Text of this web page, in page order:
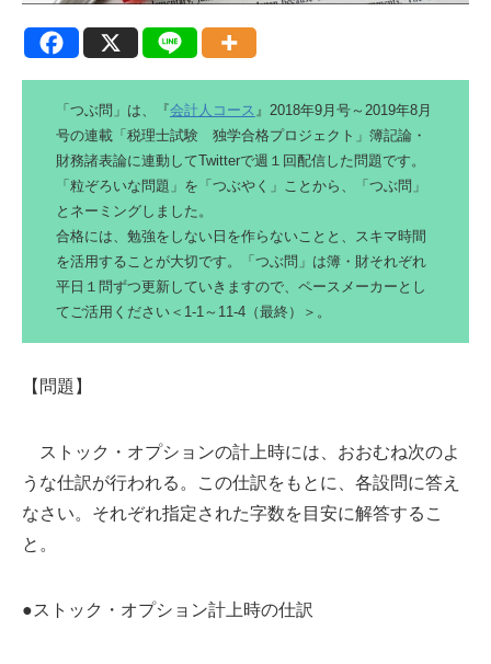
「つぶ問」は、『会計人コース 』2018年9月号～2019年8月
号の連載「税理士試験 独学合格プロジェクト」簿記論・
財務諸表論に連動してTwitterで週１回配信した問題です。
「粒ぞろいな問題」を「つぶやく」ことから、「つぶ問」
とネーミングしました。
合格には、勉強をしない日を作らないことと、スキマ時間
を活用することが大切です。「つぶ問」は簿・財それぞれ
平日１問ずつ更新していきますので、ペースメーカーとし
てご活用ください＜1‐1～11‐4（最終）＞。
【問題】
ストック・オプションの計上時には、おおむね次のよ
うな仕訳が行われる。この仕訳をもとに、各設問に答え
なさい。それぞれ指定された字数を目安に解答するこ
と。
●ストック・オプション計上時の仕訳